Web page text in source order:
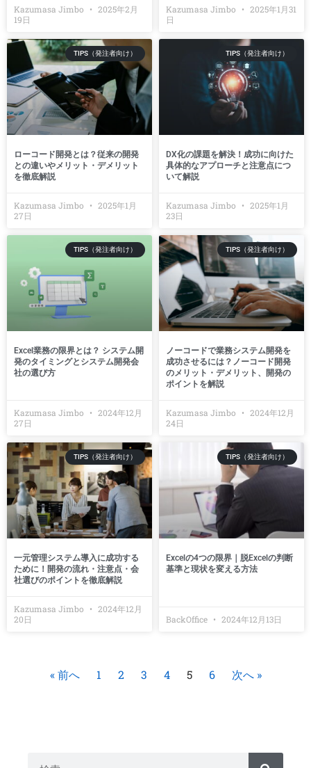
Kazumasa Jimbo
2025年2月
19日
Kazumasa Jimbo
2025年1月31
日
TIPS（発注者向け）
ローコード開発とは？従来の開発
との違いやメリット・デメリット
を徹底解説
Kazumasa Jimbo
2025年1月
27日
TIPS（発注者向け）
DX化の課題を解決！成功に向けた
具体的なアプローチと注意点につ
いて解説
Kazumasa Jimbo
2025年1月
23日
TIPS（発注者向け）
Excel業務の限界とは？ システム開
発のタイミングとシステム開発会
社の選び方
Kazumasa Jimbo
2024年12月
27日
TIPS（発注者向け）
ノーコードで業務システム開発を
成功させるには？ノーコード開発
のメリット・デメリット、開発の
ポイントを解説
Kazumasa Jimbo
2024年12月
24日
TIPS（発注者向け）
一元管理システム導入に成功する
ために！開発の流れ・注意点・会
社選びのポイントを徹底解説
Kazumasa Jimbo
2024年12月
20日
TIPS（発注者向け）
Excelの4つの限界｜脱Excelの判断
基準と現状を変える方法
BackOffice 2024年12月13日
« 前へ 1 2 3 4 5 6 次へ »